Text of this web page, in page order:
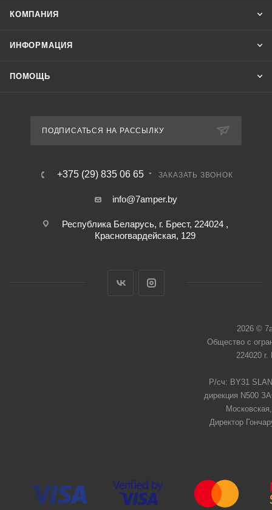
КОМПАНИЯ
ИНФОРМАЦИЯ
ПОМОЩЬ
ПОДПИСАТЬСЯ НА РАССЫЛКУ
+375 (29) 835 06 65 ЗАКАЗАТЬ ЗВОНОК
info@7amper.by
Республика Беларусь, г. Брест, 224024 ,
Красногвардейская, 129
2026 ©
Общество с
224020
Р/сч: BY31
дирекция N500
Директор